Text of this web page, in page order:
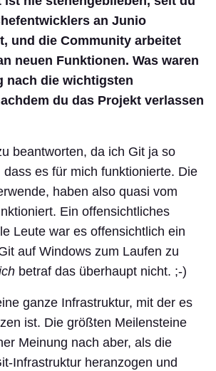
an Junio
und die Community arbeitet
neuen Funktionen. Was waren
nach die wichtigsten
du das Projekt verlassen
beantworten, da ich Git ja so
es für mich funktionierte. Die
haben also quasi vom
Ein offensichtliches
Leute war es offensichtlich ein
auf Windows zum Laufen zu
betraf das überhaupt nicht. ;-)
ganze Infrastruktur, mit der es
ist. Die größten Meilensteine
Meinung nach aber, als die
Infrastruktur heranzogen und